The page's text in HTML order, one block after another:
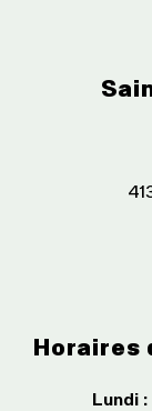
Horaires
Lundi :